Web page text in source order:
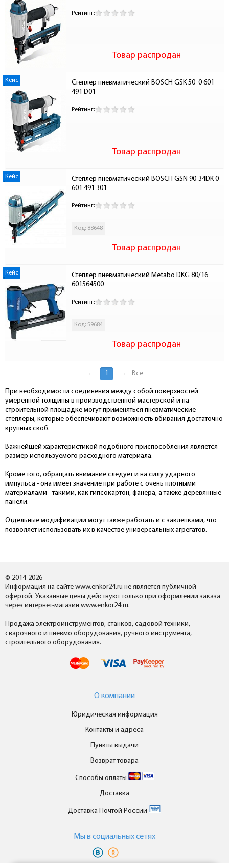
Рейтинг:
Товар распродан
Кейс
Степлер пневматический BOSCH GSK 50  0 601
491 D01
Рейтинг:
Товар распродан
Кейс
Степлер пневматический BOSCH GSN 90-34DK 0
601 491 301
Рейтинг:
Код: 88648
Товар распродан
Кейс
Степлер пневматический Metabo DKG 80/16
601564500
Рейтинг:
Код: 59684
Товар распродан
← 1 → Все
При необходимости соединения между собой поверхностей
умеренной толщины в производственной мастерской и на
строительной площадке могут применяться пневматические
степлеры, которые обеспечивают возможность вбивания достаточно
крупных скоб.
Важнейшей характеристикой подобного приспособления является
размер используемого расходного материала.
Кроме того, обращать внимание следует и на силу ударного
импульса - она имеет значение при работе с очень плотными
материалами - такими, как гипсокартон, фанера, а также деревянные
панели.
Отдельные модификации могут также работать и с заклепками, что
позволяет использовать их в качестве универсальных агрегатов.
© 2014-2026
Информация на сайте www.enkor24.ru не является публичной
офертой. Указанные цены действуют только при оформлении заказа
через интернет-магазин www.enkor24.ru.
Продажа электроинструментов, станков, садовой техники,
сварочного и пневмо оборудования, ручного инструмента,
строительного оборудования.
О компании
Юридическая информация
Контакты и адреса
Пункты выдачи
Возврат товара
Способы оплаты
Доставка
Доставка Почтой России
Мы в cоциальных сетях